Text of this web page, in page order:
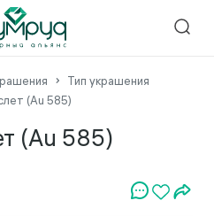
Тип украшения
(Au 585)
(Au 585)